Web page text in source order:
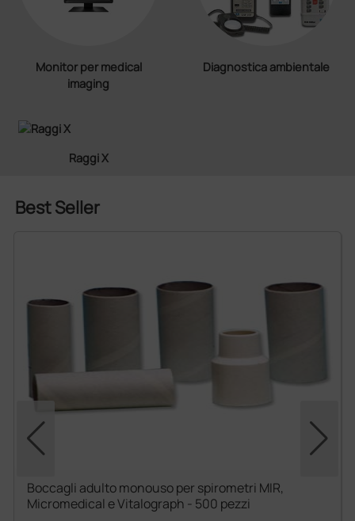
Monitor per medical
imaging
Diagnostica ambientale
Raggi X
Best Seller
Boccagli adulto monouso per spirometri MIR,
Micromedical e Vitalograph - 500 pezzi